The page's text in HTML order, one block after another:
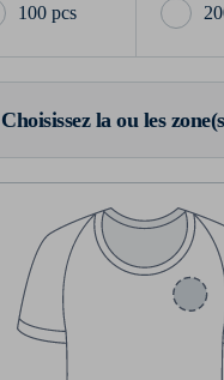
100 pcs
Choisissez la ou les